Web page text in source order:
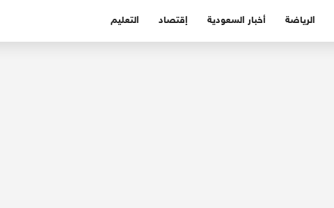
الرياضة أخبار السعودية إقتصاد التعليم